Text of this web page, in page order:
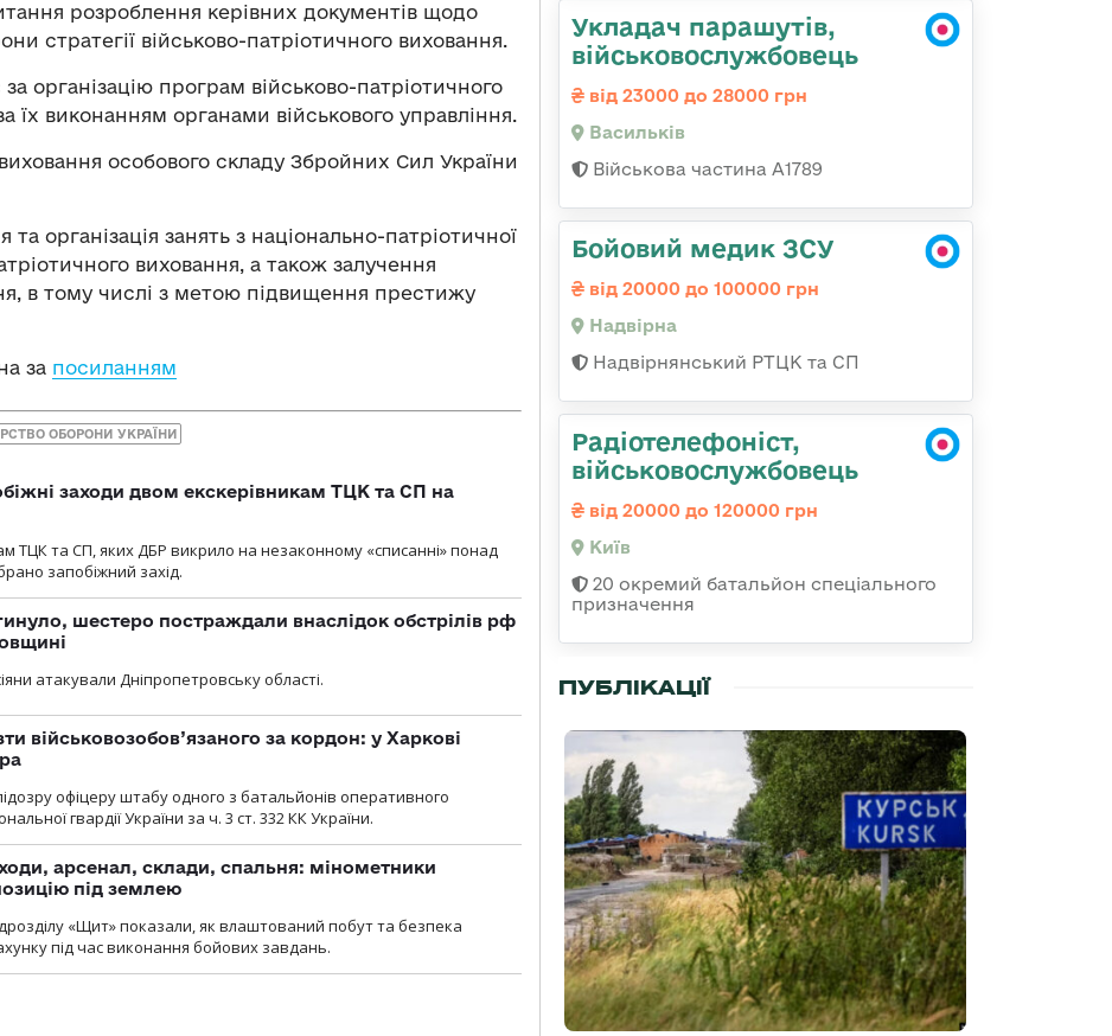
розроблення керівних документів щодо
стратегії військово-патріотичного виховання.
організацію програм військово-патріотичного
їх виконанням органами військового управління.
особового складу Збройних Сил України
організація занять з національно-патріотичної
виховання, а також залучення
в тому числі з метою підвищення престижу
за посиланням
ОБОРОНИ УКРАЇНИ
заходи двом екскерівникам ТЦК та СП на
ТЦК та СП, яких ДБР викрило на незаконному «списанні» понад
запобіжний захід.
шестеро постраждали внаслідок обстрілів рф
атакували Дніпропетровську області.
військовозобов’язаного за кордон: у Харкові
офіцеру штабу одного з батальйонів оперативного
гвардії України за ч. 3 ст. 332 КК України.
арсенал, склади, спальня: мінометники
під землею
«Щит» показали, як влаштований побут та безпека
під час виконання бойових завдань.
Укладач парашутів,
військовослужбовець
від 23000 до 28000 грн
Васильків
Військова частина А1789
Бойовий медик ЗСУ
від 20000 до 100000 грн
Надвірна
Надвірнянський РТЦК та СП
Радіотелефоніст,
військовослужбовець
від 20000 до 120000 грн
Київ
20 окремий батальйон спеціального
призначення
ПУБЛІКАЦІЇ